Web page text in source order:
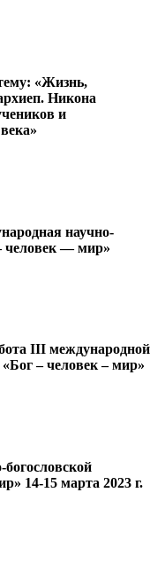
«Жизнь,
Никона
и
научно-
человек — мир»
III международной
– человек – мир»
14-15 марта 2023 г.